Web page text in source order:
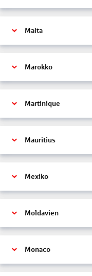
Malta
Marokko
Martinique
Mauritius
Mexiko
Moldavien
Monaco